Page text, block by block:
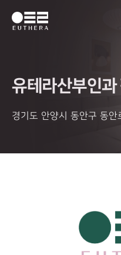
유테라산부인과
경기도 안양시 동안구 동